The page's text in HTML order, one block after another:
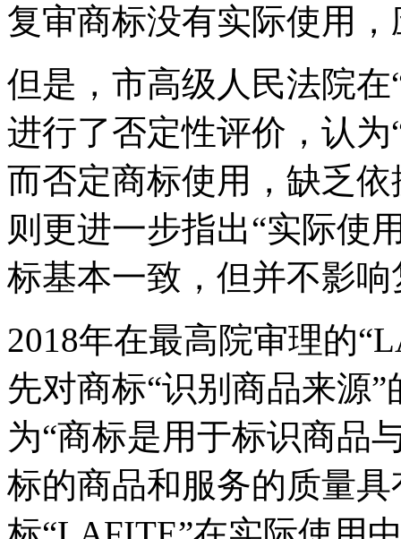
复审商标没有实际使用
但是，市高级人民法院
进行了否定性评价，认
而否定商标使用，缺乏
则更进一步指出“实际使
标基本一致，但并不影
2018年在最高院审理的
先对商标“识别商品来源
为“商标是用于标识商品
标的商品和服务的质量